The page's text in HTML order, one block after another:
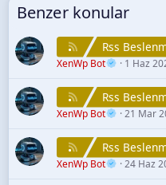
Benzer konular
Rss
XenWp Bot 1 Haz
Rss
XenWp Bot 21 Mar
Rss
XenWp Bot 24 Haz